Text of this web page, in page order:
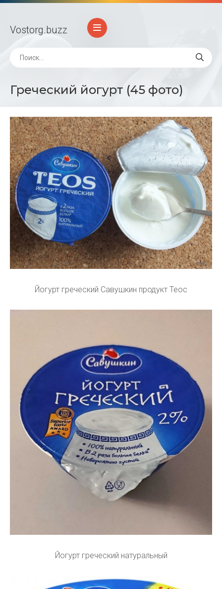
Vostorg.buzz
Греческий йогурт (45 фото)
Йогурт греческий Савушкин продукт Теос
Йогурт греческий натуральный